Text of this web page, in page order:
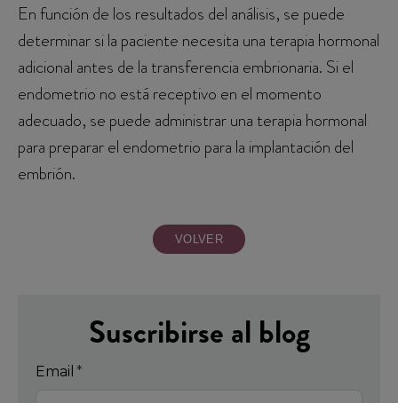
En función de los resultados del análisis, se puede
determinar si la paciente necesita una terapia hormonal
adicional antes de la transferencia embrionaria. Si el
endometrio no está receptivo en el momento
adecuado, se puede administrar una terapia hormonal
para preparar el endometrio para la implantación del
embrión.
VOLVER
Suscribirse al blog
Email *